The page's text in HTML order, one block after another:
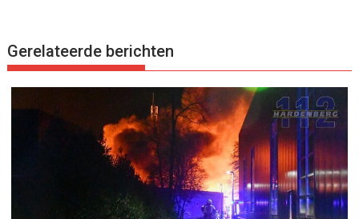
Gerelateerde berichten